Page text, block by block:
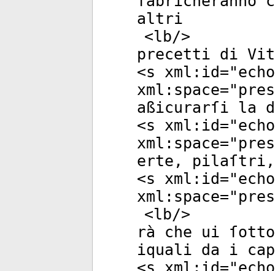
altri
<lb/>
precetti di
<s xml:id="
xml:space="
aßicurarſi la
<s xml:id="
xml:space="
erte, pilaſtri,
<s xml:id="
xml:space="
<lb/>
rà che ui
iquali da i